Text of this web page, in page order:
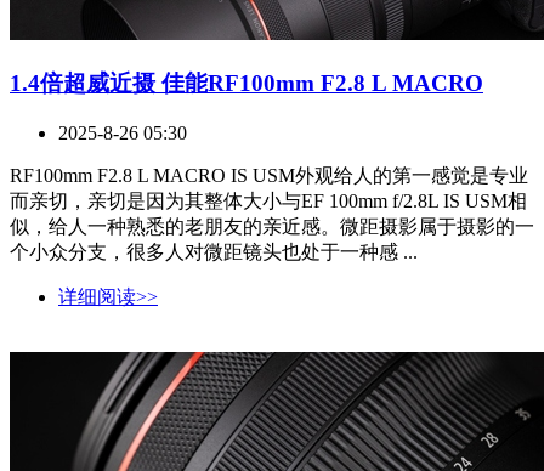
1.4倍超威近摄 佳能RF100mm F2.8 L MACRO
2025-8-26 05:30
RF100mm F2.8 L MACRO IS USM外观给人的第一感觉是专业
而亲切，亲切是因为其整体大小与EF 100mm f/2.8L IS USM相
似，给人一种熟悉的老朋友的亲近感。微距摄影属于摄影的一
个小众分支，很多人对微距镜头也处于一种感 ...
详细阅读>>